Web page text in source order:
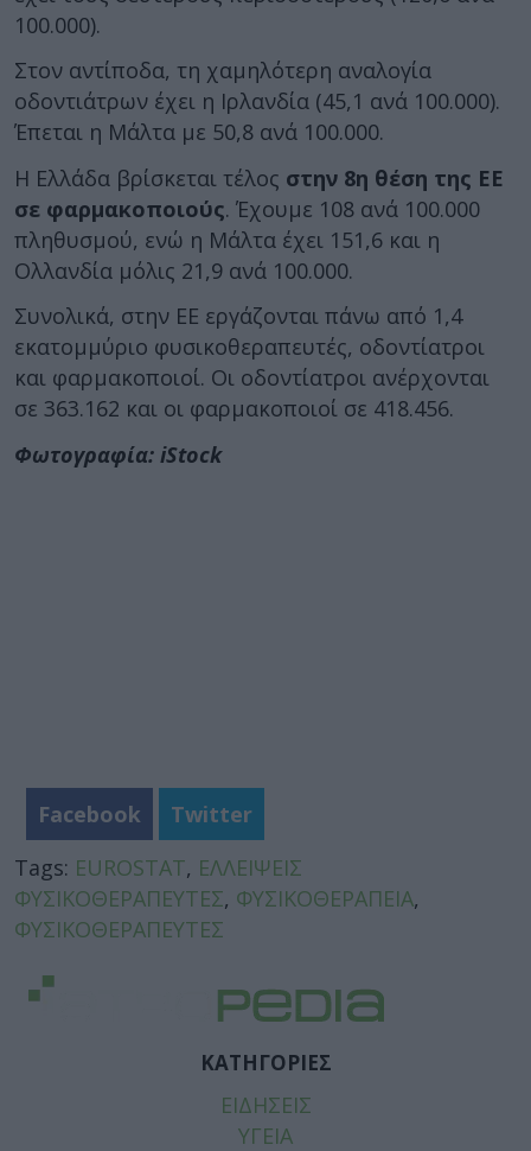
100.000).
Στον αντίποδα, τη χαμηλότερη αναλογία
οδοντιάτρων έχει η Ιρλανδία (45,1 ανά 100.000).
Έπεται η Μάλτα με 50,8 ανά 100.000.
Η Ελλάδα βρίσκεται τέλος στην 8η θέση της ΕΕ
σε φαρμακοποιούς. Έχουμε 108 ανά 100.000
πληθυσμού, ενώ η Μάλτα έχει 151,6 και η
Ολλανδία μόλις 21,9 ανά 100.000.
Συνολικά, στην ΕΕ εργάζονται πάνω από 1,4
εκατομμύριο φυσικοθεραπευτές, οδοντίατροι
και φαρμακοποιοί. Οι οδοντίατροι ανέρχονται
σε 363.162 και οι φαρμακοποιοί σε 418.456.
Φωτογραφία: iStock
Facebook
Twitter
Tags: EUROSTAT, ΕΛΛΕΙΨΕΙΣ
ΦΥΣΙΚΟΘΕΡΑΠΕΥΤΕΣ, ΦΥΣΙΚΟΘΕΡΑΠΕΙΑ,
ΦΥΣΙΚΟΘΕΡΑΠΕΥΤΕΣ
ΚΑΤΗΓΟΡΙΕΣ
ΕΙΔΗΣΕΙΣ
ΥΓΕΙΑ